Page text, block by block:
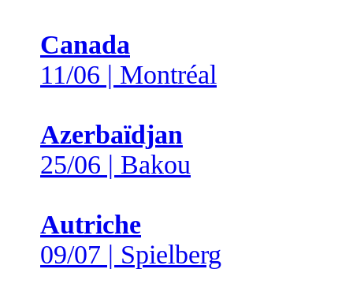
Canada
11/06 | Montréal
Azerbaïdjan
25/06 | Bakou
Autriche
09/07 | Spielberg